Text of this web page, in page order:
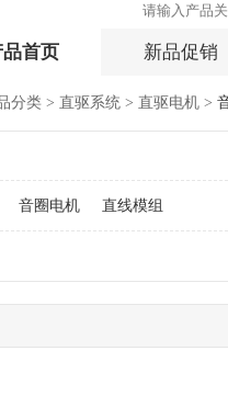
品首页 新品促销
分类 > 直驱系统 > 直驱电机 >
音圈电机 直线模组